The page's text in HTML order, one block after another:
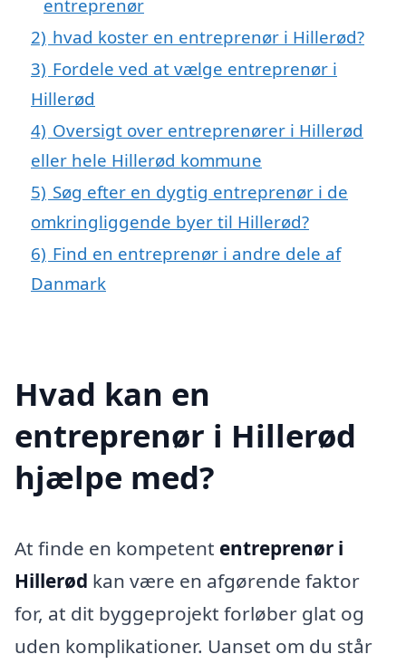
entreprenør
2) hvad koster en entreprenør i Hillerød?
3) Fordele ved at vælge entreprenør i
Hillerød
4) Oversigt over entreprenører i Hillerød
eller hele Hillerød kommune
5) Søg efter en dygtig entreprenør i de
omkringliggende byer til Hillerød?
6) Find en entreprenør i andre dele af
Danmark
Hvad kan en
entreprenør i Hillerød
hjælpe med?
At finde en kompetent entreprenør i
Hillerød kan være en afgørende faktor
for, at dit byggeprojekt forløber glat og
uden komplikationer. Uanset om du står